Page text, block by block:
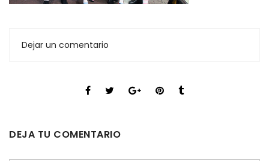
Dejar un comentario
DEJA TU COMENTARIO